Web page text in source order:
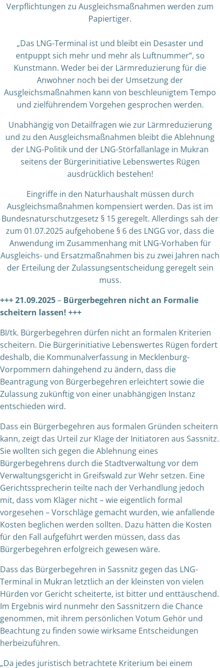
Verpflichtungen zu Ausgleichsmaßnahmen werden zum
Papiertiger.
„Das LNG-Terminal ist und bleibt ein Desaster und
entpuppt sich mehr und mehr als Luftnummer“, so
Kunstmann. Weder bei der Lärmreduzierung für die
Anwohner noch bei der Umsetzung der
Ausgleichsmaßnahmen kann von beschleunigtem Tempo
und zielführendem Vorgehen gesprochen werden.
Unabhängig von Detailfragen wie zur Lärmreduzierung
und zu den Ausgleichsmaßnahmen bleibt die Ablehnung
der LNG-Politik und der LNG-Störfallanlage in Mukran
seitens der Bürgerinitiative Lebenswertes Rügen
ausdrücklich bestehen!
Eingriffe in den Naturhaushalt müssen durch
Ausgleichsmaßnahmen kompensiert werden. Das ist im
Bundesnaturschutzgesetz § 15 geregelt. Allerdings sah der
zum 01.07.2025 aufgehobene § 6 des LNGG vor, dass die
Anwendung im Zusammenhang mit LNG-Vorhaben für
Ausgleichs- und Ersatzmaßnahmen bis zu zwei Jahren nach
der Erteilung der Zulassungsentscheidung geregelt sein
muss.
+++ 21.09.2025– Bürgerbegehren nicht an Formalie
scheitern lassen! +++
BI/tk. Bürgerbegehren dürfen nicht an formalen Kriterien
scheitern. Die Bürgerinitiative Lebenswertes Rügen fordert
deshalb, die Kommunalverfassung in Mecklenburg-
Vorpommern dahingehend zu ändern, dass die
Beantragung von Bürgerbegehren erleichtert sowie die
Zulassung zukünftig von einer unabhängigen Instanz
entschieden wird.
Dass ein Bürgerbegehren aus formalen Gründen scheitern
kann, zeigt das Urteil zur Klage der Initiatoren aus Sassnitz.
Sie wollten sich gegen die Ablehnung eines
Bürgerbegehrens durch die Stadtverwaltung vor dem
Verwaltungsgericht in Greifswald zur Wehr setzen. Eine
Gerichtssprecherin teilte nach der Verhandlung jedoch
mit, dass vom Kläger nicht – wie eigentlich formal
vorgesehen – Vorschläge gemacht wurden, wie anfallende
Kosten beglichen werden sollten. Dazu hätten die Kosten
für den Fall aufgeführt werden müssen, dass das
Bürgerbegehren erfolgreich gewesen wäre.
Dass das Bürgerbegehren in Sassnitz gegen das LNG-
Terminal in Mukran letztlich an der kleinsten von vielen
Hürden vor Gericht scheiterte, ist bitter und enttäuschend.
Im Ergebnis wird nunmehr den Sassnitzern die Chance
genommen, mit ihrem persönlichen Votum Gehör und
Beachtung zu finden sowie wirksame Entscheidungen
herbeizuführen.
„Da jedes juristisch betrachtete Kriterium bei einem